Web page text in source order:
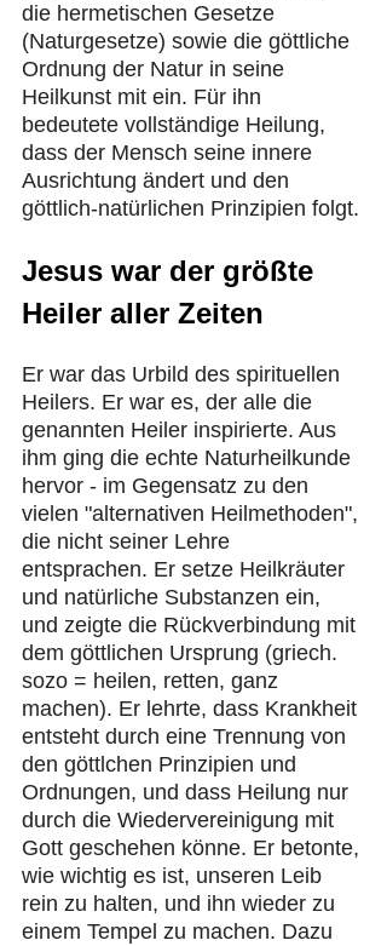
die hermetischen Gesetze
(Naturgesetze) sowie die göttliche
Ordnung der Natur in seine
Heilkunst mit ein. Für ihn
bedeutete vollständige Heilung,
dass der Mensch seine innere
Ausrichtung ändert und den
göttlich-natürlichen Prinzipien folgt.
Jesus war der größte
Heiler aller Zeiten
Er war das Urbild des spirituellen
Heilers. Er war es, der alle die
genannten Heiler inspirierte. Aus
ihm ging die echte Naturheilkunde
hervor - im Gegensatz zu den
vielen "alternativen Heilmethoden",
die nicht seiner Lehre
entsprachen. Er setze Heilkräuter
und natürliche Substanzen ein,
und zeigte die Rückverbindung mit
dem göttlichen Ursprung (griech.
sozo = heilen, retten, ganz
machen). Er lehrte, dass Krankheit
entsteht durch eine Trennung von
den göttlchen Prinzipien und
Ordnungen, und dass Heilung nur
durch die Wiedervereinigung mit
Gott geschehen könne. Er betonte,
wie wichtig es ist, unseren Leib
rein zu halten, und ihn wieder zu
einem Tempel zu machen. Dazu